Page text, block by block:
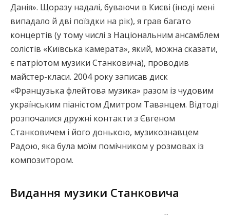
Данія». Щоразу надалі, буваючи в Києві (іноді мені
випадало й дві поїздки на рік), я грав багато
концертів (у тому числі з Національним ансамблем
солістів «Київська камерата», який, можна сказати,
є патріотом музики Станковича), проводив
майстер-класи. 2004 року записав диск
«Французька флейтова музика» разом із чудовим
українським піаністом Дмитром Таванцем. Відтоді
розпочалися дружні контакти з Євгеном
Станковичем і його донькою, музикознавцем
Радою, яка була моїм помічником у розмовах із
композитором.
Видання музики Станковича